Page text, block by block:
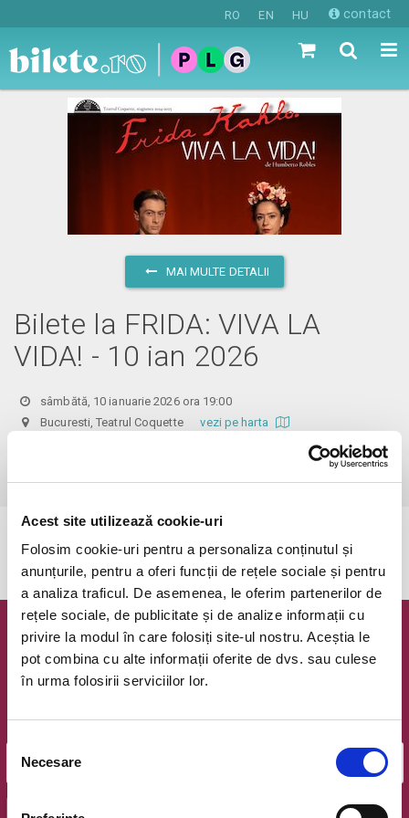
Acest site utilizează cookie-uri
Folosim cookie-uri pentru a personaliza conținutul și
anunțurile, pentru a oferi funcții de rețele sociale și pentru
a analiza traficul. De asemenea, le oferim partenerilor de
rețele sociale, de publicitate și de analize informații cu
privire la modul în care folosiți site-ul nostru. Aceștia le
pot combina cu alte informații oferite de dvs. sau culese
în urma folosirii serviciilor lor.
Selecția
consimțământului
Necesare
RO EN HU contact
MAI MULTE DETALII
Bilete la FRIDA: VIVA LA
VIDA! - 10 ian 2026
sâmbătă, 10 ianuarie 2026 ora 19:00
Bucuresti, Teatrul Coquettevezi pe harta
Dupa ora inceperii reprezentatiei biletele isi pierd valabilitatea, iar
Newsletter @ Bilete.ro
Oferte exclusive si o editie saptamanala cu cele mai noi
OK